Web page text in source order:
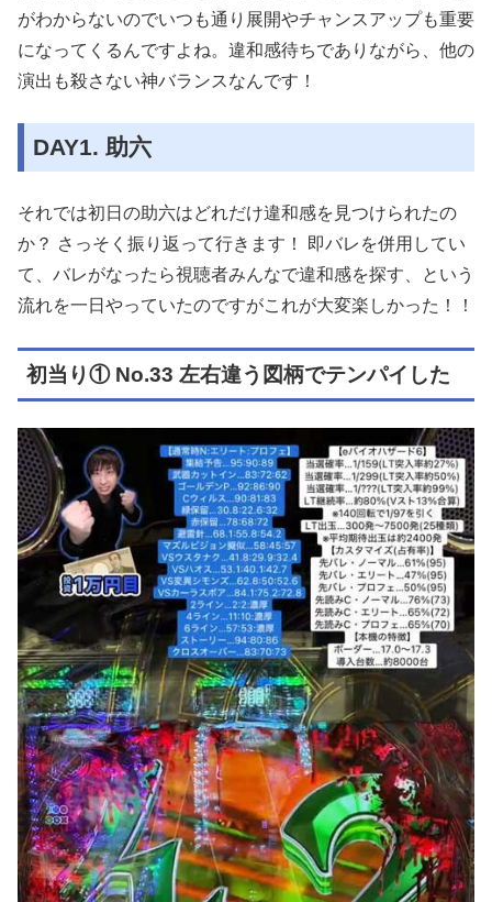
がわからないのでいつも通り展開やチャンスアップも重要
になってくるんですよね。違和感待ちでありながら、他の
演出も殺さない神バランスなんです！
DAY1. 助六
それでは初日の助六はどれだけ違和感を見つけられたの
か？ さっそく振り返って行きます！ 即バレを併用してい
て、バレがなったら視聴者みんなで違和感を探す、という
流れを一日やっていたのですがこれが大変楽しかった！！
初当り① No.33 左右違う図柄でテンパイした